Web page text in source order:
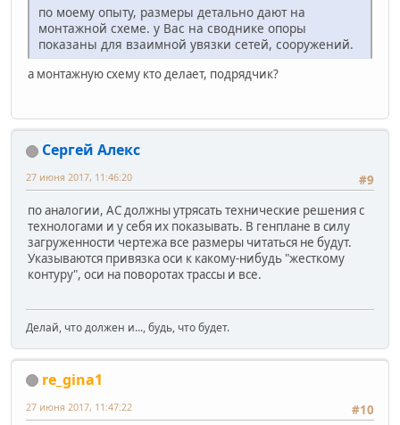
по моему опыту, размеры детально дают на
монтажной схеме. у Вас на своднике опоры
показаны для взаимной увязки сетей, сооружений.
а монтажную схему кто делает, подрядчик?
Сергей Алекс
#9
27 июня 2017, 11:46:20
по аналогии, АС должны утрясать технические решения с
технологами и у себя их показывать. В генплане в силу
загруженности чертежа все размеры читаться не будут.
Указываются привязка оси к какому-нибудь "жесткому
контуру", оси на поворотах трассы и все.
Делай, что должен и..., будь, что будет.
re_gina1
#10
27 июня 2017, 11:47:22